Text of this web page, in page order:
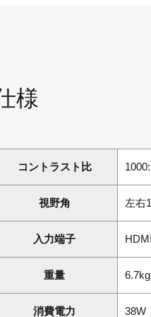
様
コントラスト比
視野角 左右
入力端子
重量
消費電力 38W